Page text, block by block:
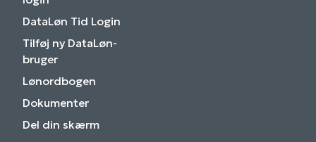
DataLøn Tid Login
Tilføj ny DataLøn-
bruger
Lønordbogen
Dokumenter
Del din skærm